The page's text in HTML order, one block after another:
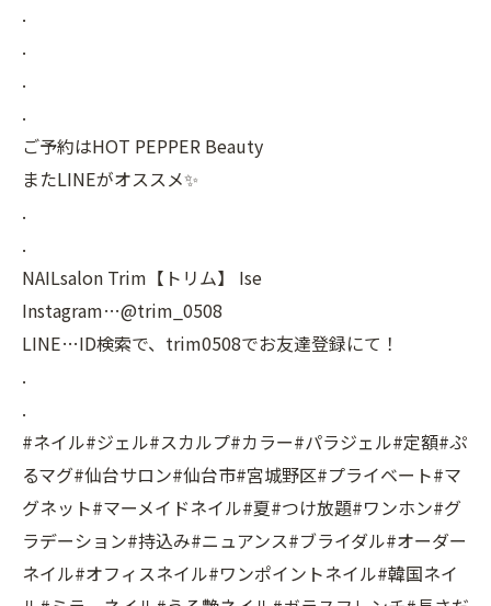
.
.
.
.
ご予約はHOT PEPPER Beauty
またLINEがオススメ✨
.
.
NAILsalon Trim【トリム】 Ise
Instagram…@trim_0508
LINE…ID検索で、trim0508でお友達登録にて！
.
.
#ネイル#ジェル#スカルプ#カラー#パラジェル#定額#ぷ
るマグ#仙台サロン#仙台市#宮城野区#プライベート#マ
グネット#マーメイドネイル#夏#つけ放題#ワンホン#グ
ラデーション#持込み#ニュアンス#ブライダル#オーダー
ネイル#オフィスネイル#ワンポイントネイル#韓国ネイ